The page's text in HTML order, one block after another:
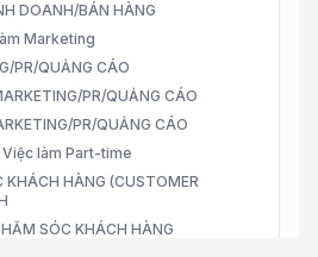
DOANH/BÁN HÀNG
Marketing
PR/QUẢNG CÁO
PR/QUẢNG CÁO
PR/QUẢNG CÁO
Việc làm Part-time
HÀNG (CUSTOMER
SÓC KHÁCH HÀNG